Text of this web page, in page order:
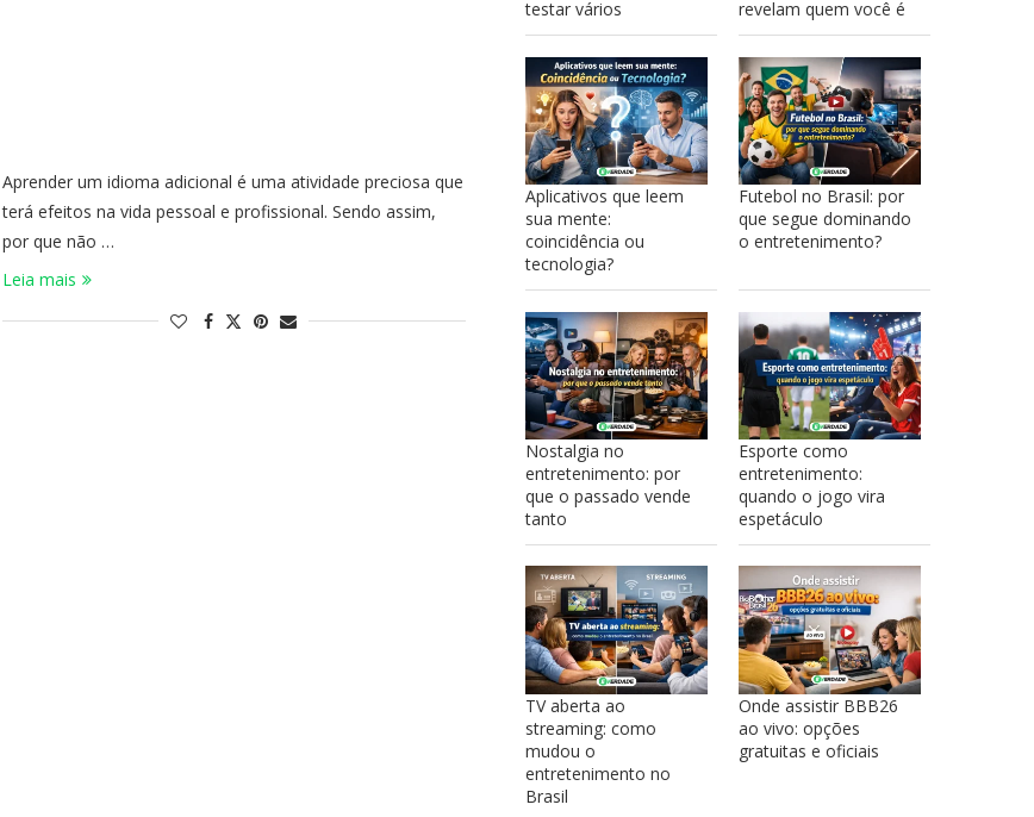
Aprender um idioma adicional é uma atividade preciosa que
terá efeitos na vida pessoal e profissional. Sendo assim,
por que não …
Leia mais
testar vários revelam quem você é
Aplicativos que leem
sua mente:
coincidência ou
tecnologia?
Futebol no Brasil: por
que segue dominando
o entretenimento?
Nostalgia no
entretenimento: por
que o passado vende
tanto
Esporte como
entretenimento:
quando o jogo vira
espetáculo
TV aberta ao
streaming: como
mudou o
entretenimento no
Brasil
Onde assistir BBB26
ao vivo: opções
gratuitas e oficiais